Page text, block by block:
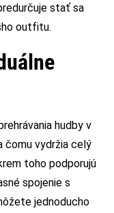
stať sa
outfitu.
hudby v
čomu vydržia celý
toho podporujú
spojenie s
jednoducho